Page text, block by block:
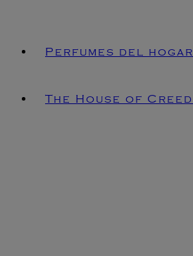
Perfumes del hogar
The House of Creed